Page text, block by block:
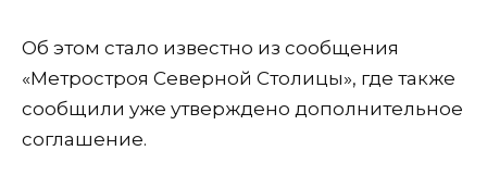
Об этом стало известно из сообщения
«Метростроя Северной Столицы», где также
сообщили уже утверждено дополнительное
соглашение.